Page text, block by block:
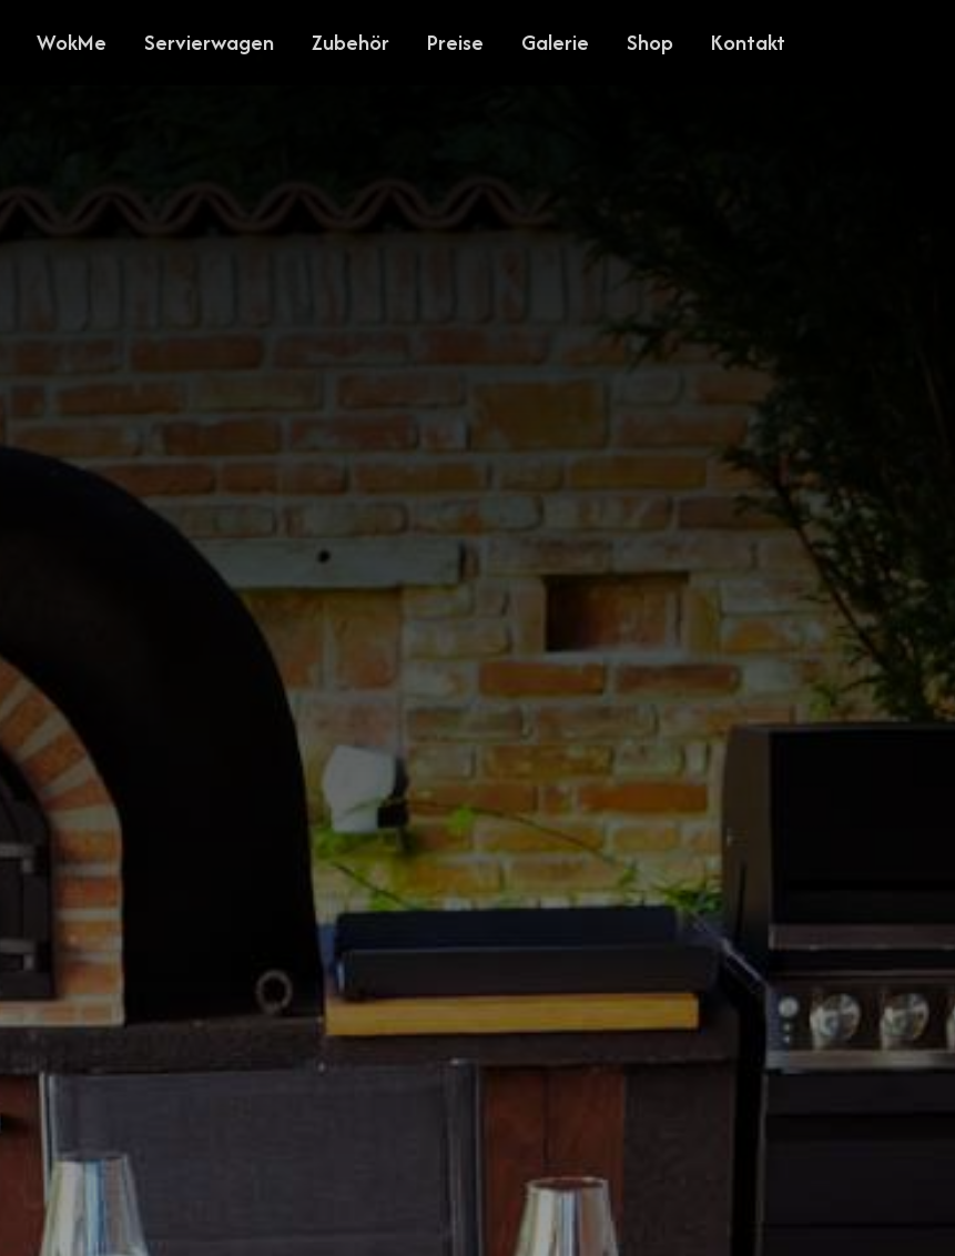
WokMe Servierwagen Zubehör Preise Galerie Shop Kontakt